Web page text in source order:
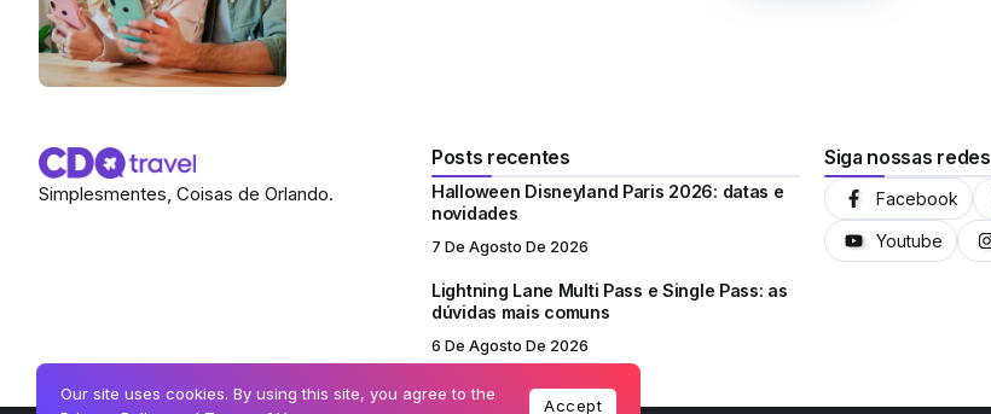
Simplesmentes, Coisas de Orlando.
Posts recentes
Halloween Disneyland Paris 2026: datas e
novidades
7 De Agosto De 2026
Lightning Lane Multi Pass e Single Pass: as
dúvidas mais comuns
6 De Agosto De 2026
Siga nossas redes
Facebook
Youtube
Our site uses cookies. By using this site, you agree to the
Accept